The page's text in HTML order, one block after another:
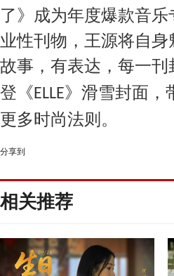
了》成为年度爆款音
业性刊物，王源将自
故事，有表达，每一
登《ELLE》滑雪封面，
更多时尚法则。
分享到
相关推荐